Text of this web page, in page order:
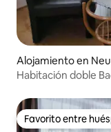
Alojamiento en
Habitación doble
Favorito entre
Favorito entre